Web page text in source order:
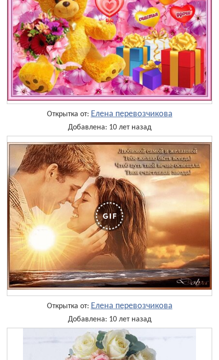
Открытка от: Елена перевозчикова
Добавлена: 10 лет назад
Открытка от: Елена перевозчикова
Добавлена: 10 лет назад